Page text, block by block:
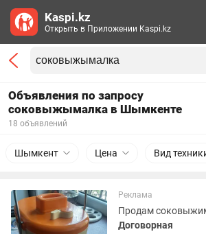
Объявления по запросу
соковыжымалка в Шымкенте
18 объявлений
Шымкент Цена Вид
Реклама
Продам
Договорная
Kaspi.kz
Открыть в Приложении Kaspi.kz